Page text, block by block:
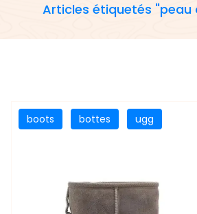
Articles étiquetés "peau
boots bottes ugg